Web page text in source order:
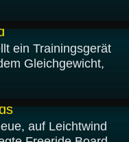
ein Trainingsgerät
Gleichgewicht,
auf Leichtwind